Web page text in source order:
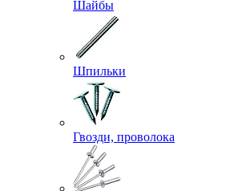
Шайбы
Шпильки
Гвозди, проволока